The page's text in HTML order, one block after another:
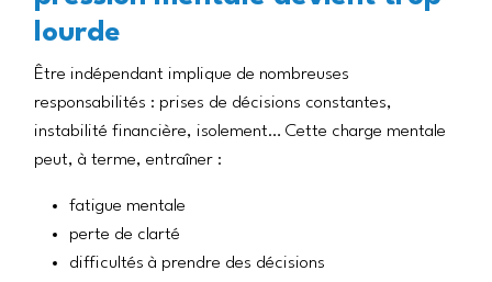
lourde
Être indépendant implique de nombreuses
responsabilités : prises de décisions constantes,
instabilité financière, isolement… Cette charge mentale
peut, à terme, entraîner :
fatigue mentale
perte de clarté
difficultés à prendre des décisions